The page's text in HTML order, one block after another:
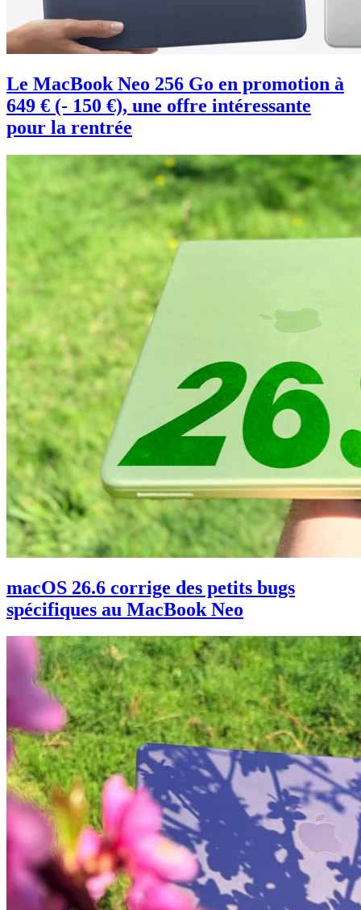
Le MacBook Neo 256 Go en promotion à
649 € (- 150 €), une offre intéressante
pour la rentrée
macOS 26.6 corrige des petits bugs
spécifiques au MacBook Neo